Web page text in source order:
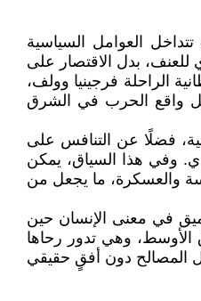
العوامل السياسية
للعنف، بدل الاقتصار على
الراحلة فرجينيا وولف،
واقع الحرب في الشرق
فضلًا عن التنافس على
وفي هذا السياق، يمكن
والعسكرة، ما يجعل من
في معنى الإنسان حين
الأوسط، وهي تدور رحاها
المصالح دون أفقٍ حقيقي